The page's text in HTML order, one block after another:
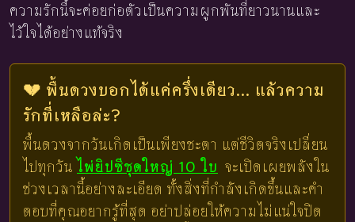
ความรักนี้จะค่อยก่อตัวเป็นความผูกพันที่ยาวนานและ
ไว้ใจได้อย่างแท้จริง
💔 พื้นดวงบอกได้แค่ครึ่งเดียว... แล้วความ
รักที่เหลือล่ะ?
พื้นดวงจากวันเกิดเป็นเพียงชะตา แต่ชีวิตจริงเปลี่ยน
ไปทุกวัน ไพ่ยิปซีชุดใหญ่ 10 ใบ จะเปิดเผยพลังใน
ช่วงเวลานี้อย่างละเอียด ทั้งสิ่งที่กำลังเกิดขึ้นและคำ
ตอบที่คุณอยากรู้ที่สุด อย่าปล่อยให้ความไม่แน่ใจปิด